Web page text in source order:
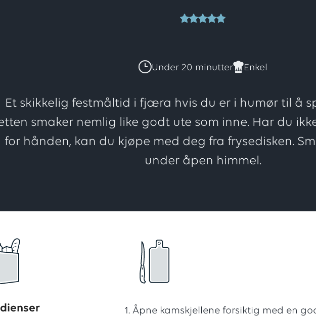
Denne
har
totalt
en
Under 20 minutter Enkel
Et skikkelig festmåltid i fjæra hvis du er i humør til å
smaker nemlig like godt ute som inne. Har du
for hånden, kan du kjøpe med deg fra frysedisken.
under åpen himmel.
1. Åpne kamskjellene forsiktig med en